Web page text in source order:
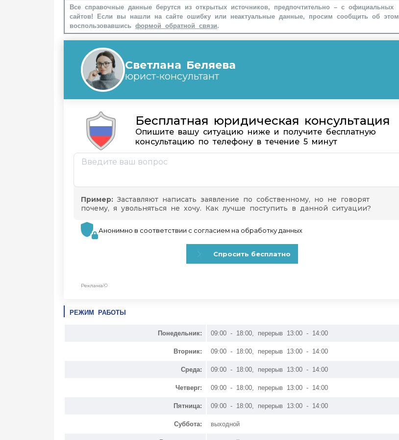
Все справочные данные берутся из открытых источников, предпочтительно – с официальных
сайтов! Если вы нашли на сайте ошибку или неактуальные данные, просим сообщить об этом
воспользовавшись формой обратной связи.
РЕЖИМ РАБОТЫ
Понедельник: 09:00 - 18:00, перерыв 13:00 - 14:00
Вторник: 09:00 - 18:00, перерыв 13:00 - 14:00
Среда: 09:00 - 18:00, перерыв 13:00 - 14:00
Четверг: 09:00 - 18:00, перерыв 13:00 - 14:00
Пятница: 09:00 - 18:00, перерыв 13:00 - 14:00
Суббота: выходной